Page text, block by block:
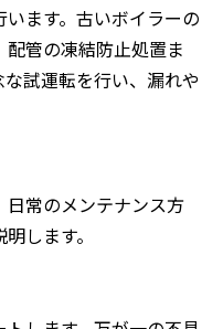
ます。古いボイラーの
管の凍結防止処置ま
試運転を行い、漏れや
常のメンテナンス方
します。